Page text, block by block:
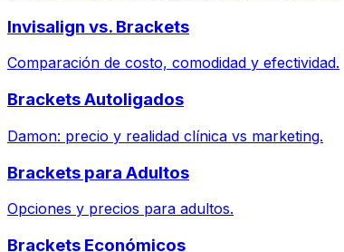
Invisalign vs. Brackets
Comparación de costo, comodidad y efectividad.
Brackets Autoligados
Damon: precio y realidad clínica vs marketing.
Brackets para Adultos
Opciones y precios para adultos.
Brackets Económicos